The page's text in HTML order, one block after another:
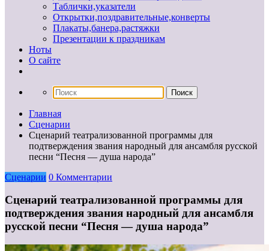
Таблички,указатели
Открытки,поздравительные,конверты
Плакаты,банера,растяжки
Презентации к праздникам
Ноты
О сайте
Главная
Сценарии
Сценарий театрализованной программы для
подтверждения звания народный для ансамбля русской
песни “Песня — душа народа”
Сценарии 0 Комментарии
Сценарий театрализованной программы для
подтверждения звания народный для ансамбля
русской песни “Песня — душа народа”